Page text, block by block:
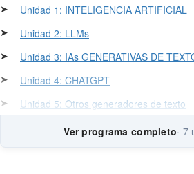
➤
Unidad 1: INTELIGENCIA ARTIFICIAL
➤
Unidad 2: LLMs
➤
Unidad 3: IAs GENERATIVAS DE
➤
Unidad 4: CHATGPT
➤
Unidad 5: Otros generadores de texto
Ver programa completo· 7